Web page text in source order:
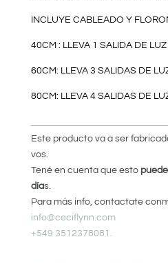
INCLUYE CABLEADO Y
40CM : LLEVA 1 SALIDA DE LUZ
60CM: LLEVA 3 SALIDAS DE
80CM: LLEVA 4 SALIDAS DE
Este producto va a ser
vos.
Tené en cuenta que esto
días.
Para más info, contactate
info@ceciflynn.com
+549 3512378081.